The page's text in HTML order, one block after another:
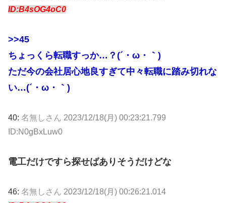
ID:B4sOG4oC0
>>45
ちょっくら転職すっか…？(´・ω・｀)
ただ今の会社居心地良すぎて中々転職に踏み切れな
い…(´・ω・｀)
40: 名無しさん 2023/12/18(月) 00:23:21.799
ID:N0gBxLuw0
電工だけですら探せばありそうだけどな
46: 名無しさん 2023/12/18(月) 00:26:21.014